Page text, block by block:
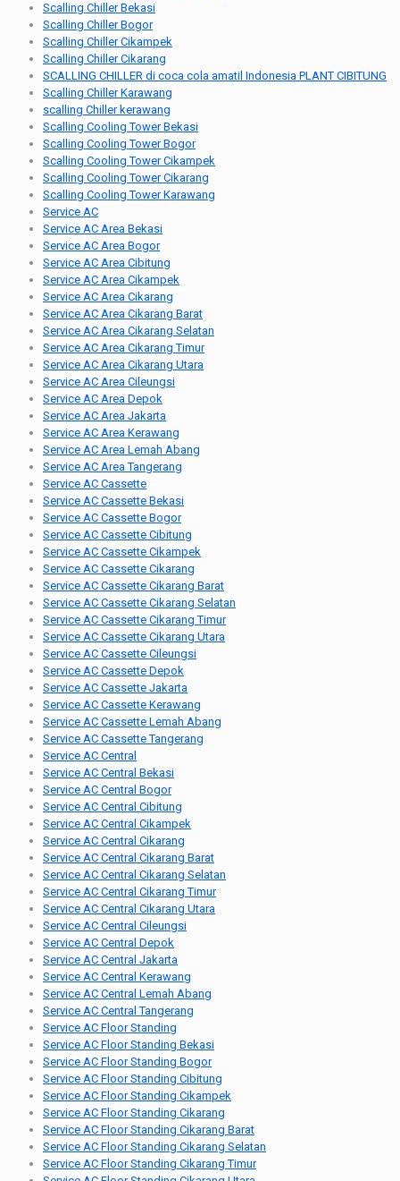
Scalling Chiller Bekasi
Scalling Chiller Bogor
Scalling Chiller Cikampek
Scalling Chiller Cikarang
SCALLING CHILLER di coca cola amatil Indonesia PLANT CIBITUNG
Scalling Chiller Karawang
scalling Chiller kerawang
Scalling Cooling Tower Bekasi
Scalling Cooling Tower Bogor
Scalling Cooling Tower Cikampek
Scalling Cooling Tower Cikarang
Scalling Cooling Tower Karawang
Service AC
Service AC Area Bekasi
Service AC Area Bogor
Service AC Area Cibitung
Service AC Area Cikampek
Service AC Area Cikarang
Service AC Area Cikarang Barat
Service AC Area Cikarang Selatan
Service AC Area Cikarang Timur
Service AC Area Cikarang Utara
Service AC Area Cileungsi
Service AC Area Depok
Service AC Area Jakarta
Service AC Area Kerawang
Service AC Area Lemah Abang
Service AC Area Tangerang
Service AC Cassette
Service AC Cassette Bekasi
Service AC Cassette Bogor
Service AC Cassette Cibitung
Service AC Cassette Cikampek
Service AC Cassette Cikarang
Service AC Cassette Cikarang Barat
Service AC Cassette Cikarang Selatan
Service AC Cassette Cikarang Timur
Service AC Cassette Cikarang Utara
Service AC Cassette Cileungsi
Service AC Cassette Depok
Service AC Cassette Jakarta
Service AC Cassette Kerawang
Service AC Cassette Lemah Abang
Service AC Cassette Tangerang
Service AC Central
Service AC Central Bekasi
Service AC Central Bogor
Service AC Central Cibitung
Service AC Central Cikampek
Service AC Central Cikarang
Service AC Central Cikarang Barat
Service AC Central Cikarang Selatan
Service AC Central Cikarang Timur
Service AC Central Cikarang Utara
Service AC Central Cileungsi
Service AC Central Depok
Service AC Central Jakarta
Service AC Central Kerawang
Service AC Central Lemah Abang
Service AC Central Tangerang
Service AC Floor Standing
Service AC Floor Standing Bekasi
Service AC Floor Standing Bogor
Service AC Floor Standing Cibitung
Service AC Floor Standing Cikampek
Service AC Floor Standing Cikarang
Service AC Floor Standing Cikarang Barat
Service AC Floor Standing Cikarang Selatan
Service AC Floor Standing Cikarang Timur